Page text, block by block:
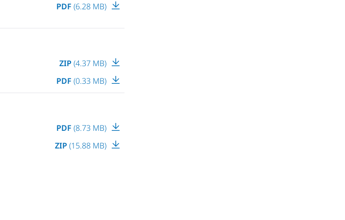
PDF (6.28 MB)
ZIP (4.37 MB)
PDF (0.33 MB)
PDF (8.73 MB)
ZIP (15.88 MB)